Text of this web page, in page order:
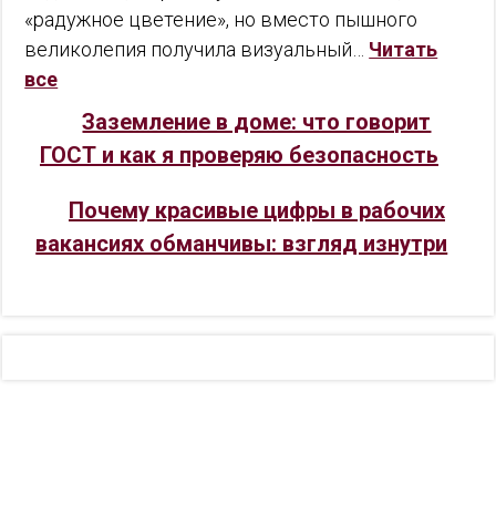
«радужное цветение», но вместо пышного
великолепия получила визуальный… Читать
все
Заземление в доме: что говорит
ГОСТ и как я проверяю безопасность
Почему красивые цифры в рабочих
вакансиях обманчивы: взгляд изнутри